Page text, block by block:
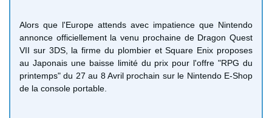
Alors que l'Europe attends avec impatience que Nintendo
annonce officiellement la venu prochaine de Dragon Quest
VII sur 3DS, la firme du plombier et Square Enix proposes
au Japonais une baisse limité du prix pour l'offre "RPG du
printemps" du 27 au 8 Avril prochain sur le Nintendo E-Shop
de la console portable.